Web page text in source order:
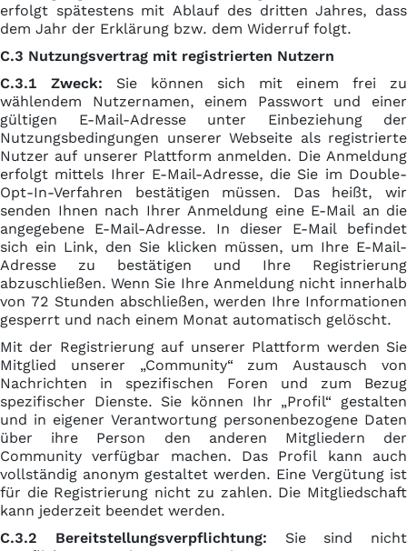
erfolgt spätestens mit Ablauf des dritten Jahres, dass
dem Jahr der Erklärung bzw. dem Widerruf folgt.
C.3 Nutzungsvertrag mit registrierten Nutzern
C.3.1 Zweck: Sie können sich mit einem frei zu
wählendem Nutzernamen, einem Passwort und einer
gültigen E-Mail-Adresse unter Einbeziehung der
Nutzungsbedingungen unserer Webseite als registrierte
Nutzer auf unserer Plattform anmelden. Die Anmeldung
erfolgt mittels Ihrer E-Mail-Adresse, die Sie im Double-
Opt-In-Verfahren bestätigen müssen. Das heißt, wir
senden Ihnen nach Ihrer Anmeldung eine E-Mail an die
angegebene E-Mail-Adresse. In dieser E-Mail befindet
sich ein Link, den Sie klicken müssen, um Ihre E-Mail-
Adresse zu bestätigen und Ihre Registrierung
abzuschließen. Wenn Sie Ihre Anmeldung nicht innerhalb
von 72 Stunden abschließen, werden Ihre Informationen
gesperrt und nach einem Monat automatisch gelöscht.
Mit der Registrierung auf unserer Plattform werden Sie
Mitglied unserer „Community“ zum Austausch von
Nachrichten in spezifischen Foren und zum Bezug
spezifischer Dienste. Sie können Ihr „Profil“ gestalten
und in eigener Verantwortung personenbezogene Daten
über ihre Person den anderen Mitgliedern der
Community verfügbar machen. Das Profil kann auch
vollständig anonym gestaltet werden. Eine Vergütung ist
für die Registrierung nicht zu zahlen. Die Mitgliedschaft
kann jederzeit beendet werden.
C.3.2 Bereitstellungsverpflichtung: Sie sind nicht